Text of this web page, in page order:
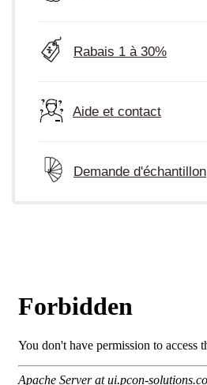
Rabais 1 à 30%
Aide et contact
Demande d'échantillon